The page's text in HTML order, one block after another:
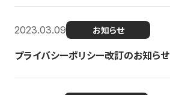
2023.03.09 お知らせ
プライバシーポリシー改訂のお知らせ